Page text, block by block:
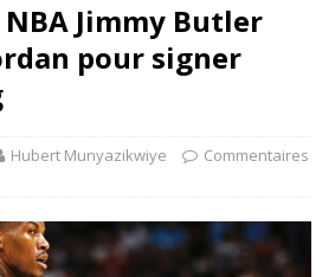
Jimmy Butler
pour signer
Hubert Munyazikwiye
Commentaires